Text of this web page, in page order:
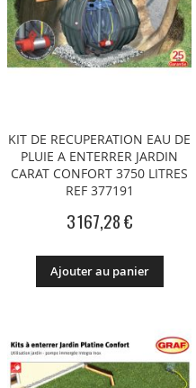
KIT DE RECUPERATION EAU DE
PLUIE A ENTERRER JARDIN
CARAT CONFORT 3750 LITRES
REF 377191
3 167,28 €
Ajouter au panier